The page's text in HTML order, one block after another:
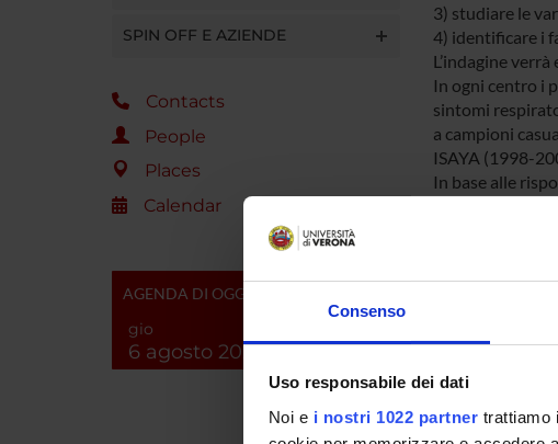
Consenso
Uso responsabile dei dati
Noi e i nostri 1022 partner trattiamo
SPIN OFF E AZIENDE
Contacts
People
Places
Calendar
AGENDA DI OGGI
gio
6 agosto 2026
3) studiare le
4) identificare i
L’indagine
In ogni centro i
sintomi
a campioni
ISAYA (1998-
In base alle
dove la gravità
sul controllo
funzionalità
utilizzato per
Il controllo e la
respiratoria
e notturni, il
bisogno, l’uso
Dalle indagini
70% alla fase